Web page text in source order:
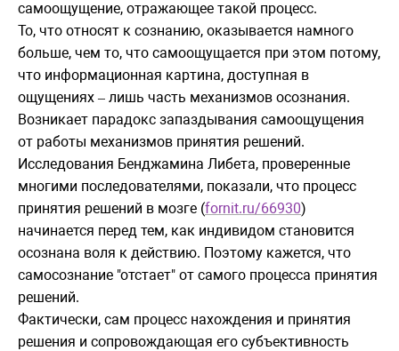
самоощущение, отражающее такой процесс.
То, что относят к сознанию, оказывается намного
больше, чем то, что самоощущается при этом потому,
что информационная картина, доступная в
ощущениях – лишь часть механизмов осознания.
Возникает парадокс запаздывания самоощущения
от работы механизмов принятия решений.
Исследования Бенджамина Либета, проверенные
многими последователями, показали, что процесс
принятия решений в мозге (fornit.ru/66930)
начинается перед тем, как индивидом становится
осознана воля к действию. Поэтому кажется, что
самосознание "отстает" от самого процесса принятия
решений.
Фактически, сам процесс нахождения и принятия
решения и сопровождающая его субъективность